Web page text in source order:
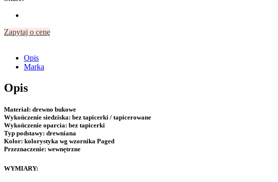
Zapytaj o cenę
Opis
Marka
Opis
Materiał: drewno bukowe
Wykończenie siedziska: bez tapicerki / tapicerowane
Wykończenie oparcia: bez tapicerki
Typ podstawy: drewniana
Kolor: kolorystyka wg wzornika Paged
Przeznaczenie: wewnętrzne
WYMIARY: